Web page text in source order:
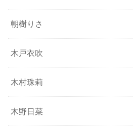
朝樹りさ
木戸衣吹
木村珠莉
木野日菜